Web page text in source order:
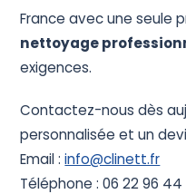
France avec une seule
nettoyage
exigences.
Contactez-nous dès
personnalisée et un
Email :info@clinett.fr
Téléphone : 06 22 96 44